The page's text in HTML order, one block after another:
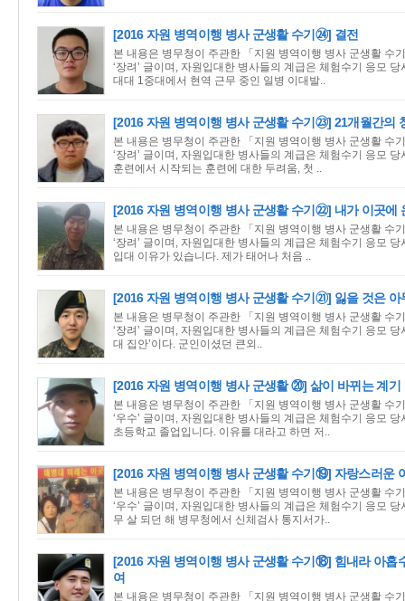
[2016 자원 병역이행 병사 군생활 수기㉔] 결전
본 내용은 병무청이 주관한 「지원 병역이행 병사 군생활 수
‘장려’ 글이며, 자원입대한 병사들의 계급은 체험수기 응모
대대 1중대에서 현역 근무 중인 일병 이대발..
[2016 자원 병역이행 병사 군생활 수기㉓] 21개월간의
본 내용은 병무청이 주관한 「지원 병역이행 병사 군생활 수
‘장려’ 글이며, 자원입대한 병사들의 계급은 체험수기 응모
훈련에서 시작되는 훈련에 대한 두려움, 첫 ..
[2016 자원 병역이행 병사 군생활 수기㉒] 내가 이곳에
본 내용은 병무청이 주관한 「지원 병역이행 병사 군생활 수
‘장려’ 글이며, 자원입대한 병사들의 계급은 체험수기 응모
입대 이유가 있습니다. 제가 태어나 처음 ..
[2016 자원 병역이행 병사 군생활 수기㉑] 잃을 것은 아
본 내용은 병무청이 주관한 「지원 병역이행 병사 군생활 수
‘장려’ 글이며, 자원입대한 병사들의 계급은 체험수기 응모
대 집안’이다. 군인이셨던 큰외..
[2016 자원 병역이행 병사 군생활 ⑳] 삶이 바뀌는 계기
본 내용은 병무청이 주관한 「지원 병역이행 병사 군생활 수
‘우수’ 글이며, 자원입대한 병사들의 계급은 체험수기 응모
초등학교 졸업입니다. 이유를 대라고 하면 저..
[2016 자원 병역이행 병사 군생활 수기⑲] 자랑스러운
본 내용은 병무청이 주관한 「지원 병역이행 병사 군생활 수
‘우수’ 글이며, 자원입대한 병사들의 계급은 체험수기 응모
무 살 되던 해 병무청에서 신체검사 통지서가..
[2016 자원 병역이행 병사 군생활 수기⑱] 힘내라 아홉
여
본 내용은 병무청이 주관한 「지원 병역이행 병사 군생활 수